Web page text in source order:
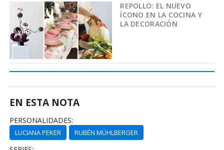
REPOLLO: EL NUEVO
ÍCONO EN LA COCINA Y
LA DECORACIÓN
EN ESTA NOTA
PERSONALIDADES:
LUCIANA PEKER RUBÉN MÜHLBERGER